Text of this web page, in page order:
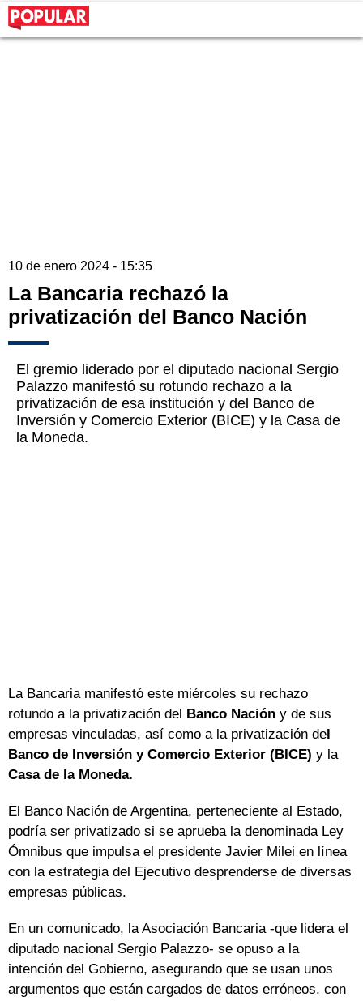
10 de enero 2024 - 15:35
La Bancaria rechazó la
privatización del Banco Nación
El gremio liderado por el diputado nacional Sergio
Palazzo manifestó su rotundo rechazo a la
privatización de esa institución y del Banco de
Inversión y Comercio Exterior (BICE) y la Casa de
la Moneda.
La Bancaria manifestó este miércoles su rechazo
rotundo a la privatización del Banco Nación y de sus
empresas vinculadas, así como a la privatización del
Banco de Inversión y Comercio Exterior (BICE) y la
Casa de la Moneda.
El Banco Nación de Argentina, perteneciente al Estado,
podría ser privatizado si se aprueba la denominada Ley
Ómnibus que impulsa el presidente Javier Milei en línea
con la estrategia del Ejecutivo desprenderse de diversas
empresas públicas.
En un comunicado, la Asociación Bancaria -que lidera el
diputado nacional Sergio Palazzo- se opuso a la
intención del Gobierno, asegurando que se usan unos
argumentos que están cargados de datos erróneos, con